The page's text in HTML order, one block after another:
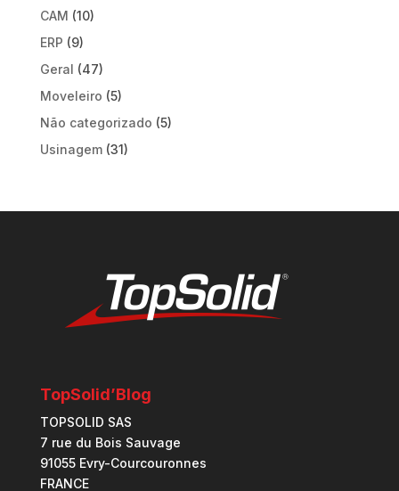
CAM (10)
ERP (9)
Geral (47)
Moveleiro (5)
Não categorizado (5)
Usinagem(31)
TopSolid’Blog
TOPSOLID SAS
7 rue du Bois Sauvage
91055 Evry-Courcouronnes
FRANCE